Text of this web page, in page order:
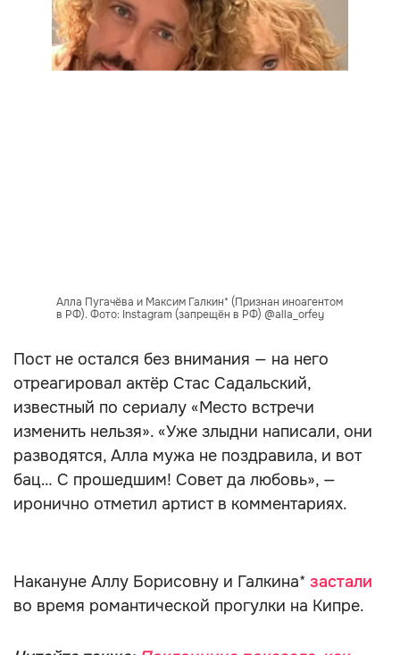
Алла Пугачёва и Максим Галкин* (Признан иноагентом
в РФ). Фото: Instagram (запрещён в РФ) @alla_orfey
Пост не остался без внимания — на него
отреагировал актёр Стас Садальский,
известный по сериалу «Место встречи
изменить нельзя». «Уже злыдни написали, они
разводятся, Алла мужа не поздравила, и вот
бац… С прошедшим! Совет да любовь», —
иронично отметил артист в комментариях.
Накануне Аллу Борисовну и Галкина* застали
во время романтической прогулки на Кипре.